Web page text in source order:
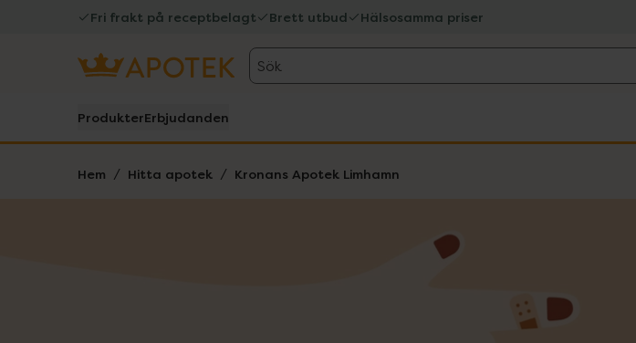
Fri frakt på receptbelagt Brett utbud Hälsosamma priser
Sök
ProdukterErbjudanden
Hem Hitta apotek Kronans Apotek Limhamn